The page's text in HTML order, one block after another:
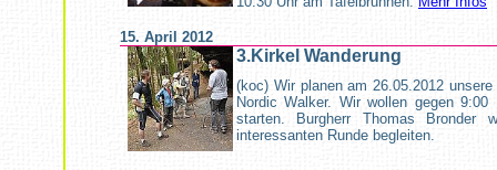
15. April 2012
3.Kirkel Wanderung
(koc) Wir planen am 26.05.2012
Nordic Walker. Wir wollen gegen
starten. Burgherr Thomas Bronder
interessanten Runde begleiten.